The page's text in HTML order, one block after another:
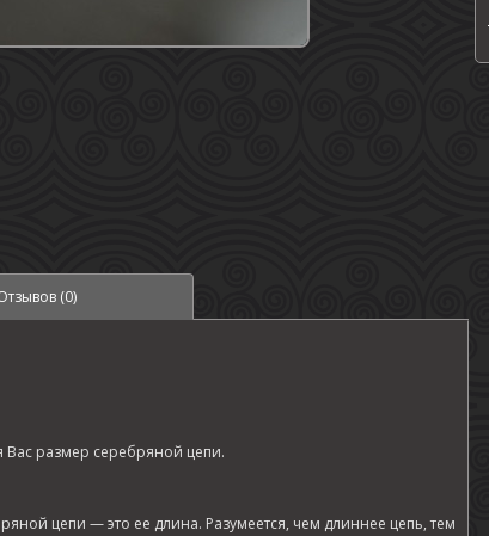
(0)
размер серебряной цепи.
цепи — это ее длина. Разумеется, чем длиннее цепь, тем